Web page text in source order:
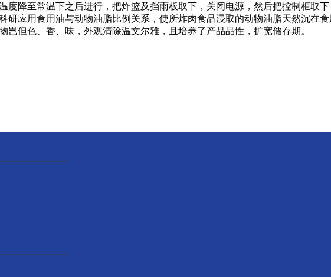
度降至常温下之后进行，把炸篮及挡雨板取下，关闭电源，然后把控制柜取
研应用食用油与动物油脂比例关系，使所炸肉食品浸取的动物油脂天然沉在
岂但色、香、味，外观清除温文尔雅，且培养了产品品性，扩宽储存期。